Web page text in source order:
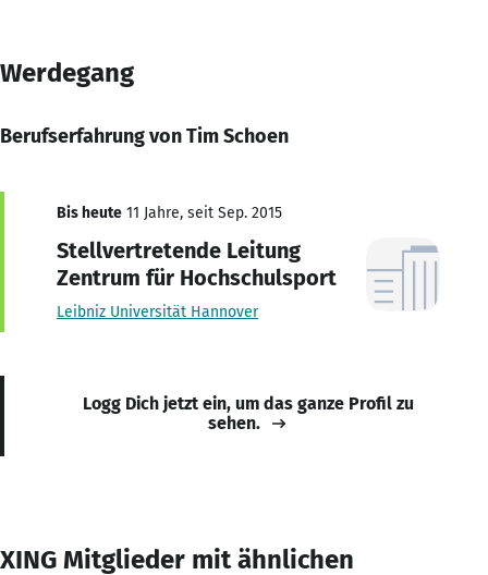
Werdegang
Berufserfahrung von Tim Schoen
Bis heute 11 Jahre, seit Sep. 2015
Stellvertretende Leitung
Zentrum für Hochschulsport
Leibniz Universität Hannover
Logg Dich jetzt ein, um das ganze Profil zu
sehen.
XING Mitglieder mit ähnlichen